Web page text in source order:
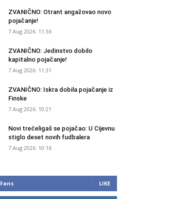
ZVANIČNO: Otrant angažovao novo
pojačanje!
7 Aug 2026. 11:36
ZVANIČNO: Jedinstvo dobilo
kapitalno pojačanje!
7 Aug 2026. 11:31
ZVANIČNO: Iskra dobila pojačanje iz
Finske
7 Aug 2026. 10:21
Novi trećeligaš se pojačao: U Cijevnu
stiglo deset novih fudbalera
7 Aug 2026. 10:16
Fans LIKE